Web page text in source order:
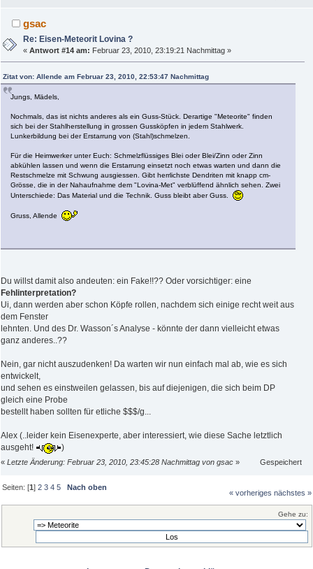
gsac
Re: Eisen-Meteorit Lovina ?
«Antwort #14 am: Februar 23, 2010, 23:19:21 Nachmittag »
Zitat von: Allende am Februar 23, 2010, 22:53:47 Nachmittag
Jungs, Mädels,
Nochmals, das ist nichts anderes als ein Guss-Stück. Derartige "Meteorite" finden
sich bei der Stahlherstellung in grossen Gussköpfen in jedem Stahlwerk.
Lunkerbildung bei der Erstarrung von (Stahl)schmelzen.
Für die Heimwerker unter Euch: Schmelzflüssiges Blei oder Blei/Zinn oder Zinn
abkühlen lassen und wenn die Erstarrung einsetzt noch etwas warten und dann die
Restschmelze mit Schwung ausgiessen. Gibt herrlichste Dendriten mit knapp cm-
Grösse, die in der Nahaufnahme dem "Lovina-Met" verblüffend ähnlich sehen. Zwei
Unterschiede: Das Material und die Technik. Guss bleibt aber Guss.
Gruss, Allende
Du willst damit also andeuten: ein Fake!!?? Oder vorsichtiger: eine
Fehlinterpretation?
Ui, dann werden aber schon Köpfe rollen, nachdem sich einige recht weit aus
dem Fenster
lehnten. Und des Dr. Wasson´s Analyse - könnte der dann vielleicht etwas
ganz anderes..??
Nein, gar nicht auszudenken! Da warten wir nun einfach mal ab, wie es sich
entwickelt,
und sehen es einstweilen gelassen, bis auf diejenigen, die sich beim DP
gleich eine Probe
bestellt haben sollten für etliche $$$/g...
Alex (..leider kein Eisenexperte, aber interessiert, wie diese Sache letztlich
ausgeht!
)
« Letzte Änderung: Februar 23, 2010, 23:45:28 Nachmittag von gsac » Gespeichert
Seiten: [1]2 3 4 5 Nach oben
« vorheriges nächstes »
Gehe zu: